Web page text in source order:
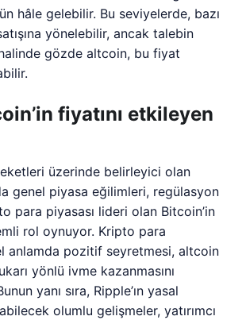
hâle gelebilir. Bu seviyelerde, bazı
yönelebilir, ancak talebin
gözde altcoin, bu fiyat
fiyatını etkileyen
üzerinde belirleyici olan
genel piyasa eğilimleri, regülasyon
para piyasası lideri olan Bitcoin’in
rol oynuyor. Kripto para
anlamda pozitif seyretmesi, altcoin
yönlü ivme kazanmasını
yanı sıra, Ripple’ın yasal
olumlu gelişmeler, yatırımcı